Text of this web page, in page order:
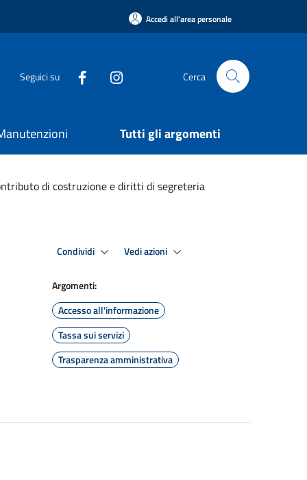
Accedi all'area personale
Seguici su Cerca
Tutti gli argomenti
di costruzione e diritti di segreteria
Condividi Vedi azioni
Argomenti:
Accesso all'informazione
Tassa sui servizi
Trasparenza amministrativa